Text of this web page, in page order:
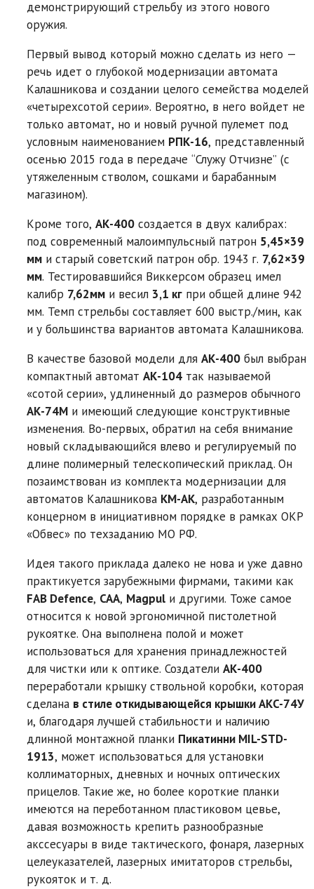
демонстрирующий стрельбу из этого нового
оружия.
Первый вывод который можно сделать из него —
речь идет о глубокой модернизации автомата
Калашникова и создании целого семейства моделей
«четырехсотой серии». Вероятно, в него войдет не
только автомат, но и новый ручной пулемет под
условным наименованием РПК-16, представленный
осенью 2015 года в передаче “Служу Отчизне” (с
утяжеленным стволом, сошками и барабанным
магазином).
Кроме того, АК-400 создается в двух калибрах:
под современный малоимпульсный патрон 5,45×39
мм и старый советский патрон обр. 1943 г. 7,62×39
мм. Тестировавшийся Виккерсом образец имел
калибр 7,62мм и весил 3,1 кг при общей длине 942
мм. Темп стрельбы составляет 600 выстр./мин, как
и у большинства вариантов автомата Калашникова.
В качестве базовой модели для АК-400 был выбран
компактный автомат АК-104 так называемой
«сотой серии», удлиненный до размеров обычного
АК-74М и имеющий следующие конструктивные
изменения. Во-первых, обратил на себя внимание
новый складывающийся влево и регулируемый по
длине полимерный телескопический приклад. Он
позаимствован из комплекта модернизации для
автоматов Калашникова KM-АК, разработанным
концерном в инициативном порядке в рамках ОКР
«Обвес» по техзаданию МО РФ.
Идея такого приклада далеко не нова и уже давно
практикуется зарубежными фирмами, такими как
FAB Defence, CAA, Magpul и другими. Тоже самое
относится к новой эргономичной пистолетной
рукоятке. Она выполнена полой и может
использоваться для хранения принадлежностей
для чистки или к оптике. Создатели АК-400
переработали крышку ствольной коробки, которая
сделана в стиле откидывающейся крышки АКC-74У
и, благодаря лучшей стабильности и наличию
длинной монтажной планки Пикатинни MIL-STD-
1913, может использоваться для установки
коллиматорных, дневных и ночных оптических
прицелов. Такие же, но более короткие планки
имеются на переботанном пластиковом цевье,
давая возможность крепить разнообразные
акссесуары в виде тактического, фонаря, лазерных
целеуказателей, лазерных имитаторов стрельбы,
рукояток и т. д.